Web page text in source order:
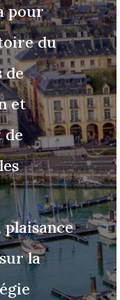
pour
du
de
et
de
plaisance
la